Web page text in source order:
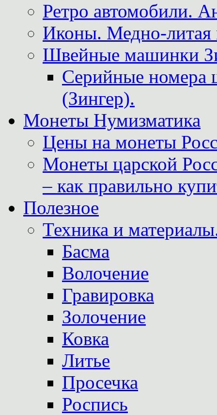
Ретро автомобили.
Иконы. Медно-литая
Швейные машинки
Серийные
(Зингер).
Монеты Нумизматика
Цены на монеты
Монеты царской
– как правильно
Полезное
Техника и
Басма
Волочение
Гравировка
Золочение
Ковка
Литье
Просечка
Роспись